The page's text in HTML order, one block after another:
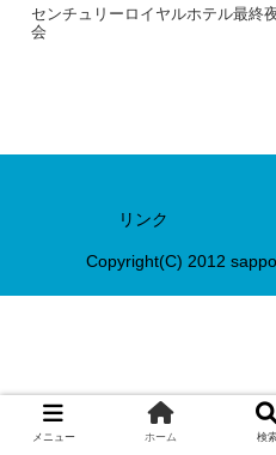
センチュリーロイヤルホテル最終
会
リンク
Copyright(C) 2012
メニュー ホーム 検